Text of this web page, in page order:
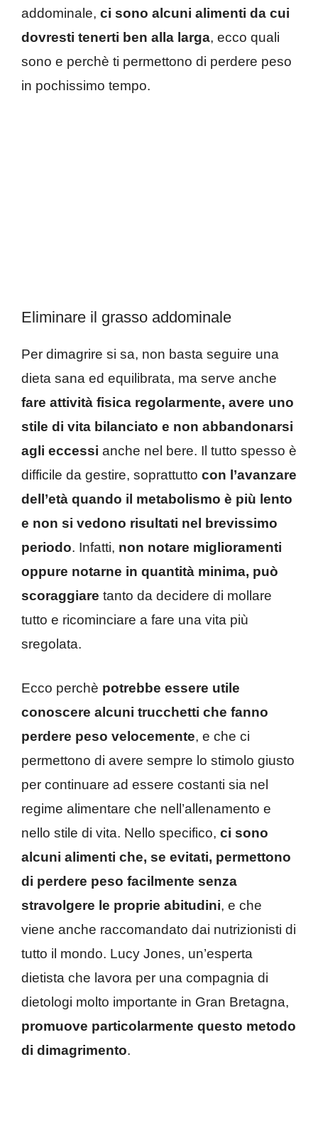
addominale, ci sono alcuni alimenti da cui
dovresti tenerti ben alla larga, ecco quali
sono e perchè ti permettono di perdere peso
in pochissimo tempo.
Eliminare il grasso addominale
Per dimagrire si sa, non basta seguire una
dieta sana ed equilibrata, ma serve anche
fare attività fisica regolarmente, avere uno
stile di vita bilanciato e non abbandonarsi
agli eccessi anche nel bere. Il tutto spesso è
difficile da gestire, soprattutto con l’avanzare
dell’età quando il metabolismo è più lento
e non si vedono risultati nel brevissimo
periodo. Infatti, non notare miglioramenti
oppure notarne in quantità minima, può
scoraggiare tanto da decidere di mollare
tutto e ricominciare a fare una vita più
sregolata.
Ecco perchè potrebbe essere utile
conoscere alcuni trucchetti che fanno
perdere peso velocemente, e che ci
permettono di avere sempre lo stimolo giusto
per continuare ad essere costanti sia nel
regime alimentare che nell’allenamento e
nello stile di vita. Nello specifico, ci sono
alcuni alimenti che, se evitati, permettono
di perdere peso facilmente senza
stravolgere le proprie abitudini, e che
viene anche raccomandato dai nutrizionisti di
tutto il mondo. Lucy Jones, un’esperta
dietista che lavora per una compagnia di
dietologi molto importante in Gran Bretagna,
promuove particolarmente questo metodo
di dimagrimento.